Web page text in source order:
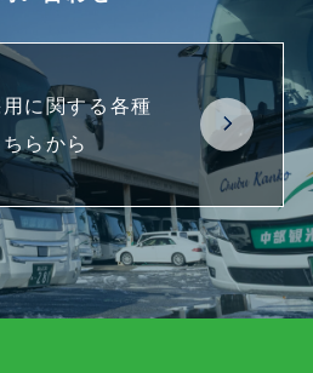
に関する各種
らから